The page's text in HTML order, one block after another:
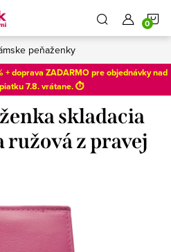
peňaženky
doprava ZADARMO pre objednávky nad
piatku 7.8. vrátane. ⏱️
skladacia
z pravej